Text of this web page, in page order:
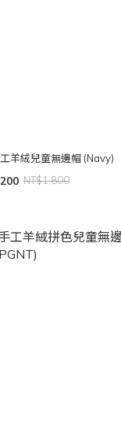
羊絨兒童無邊帽 (Navy)
NT$1,800